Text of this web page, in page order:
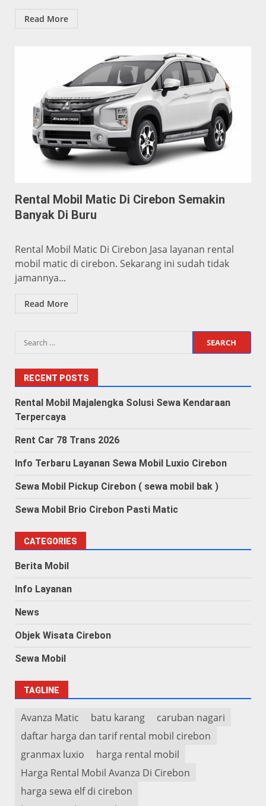
Read More
Rental Mobil Matic Di Cirebon Semakin
Banyak Di Buru
Rental Mobil Matic Di Cirebon Jasa layanan rental
mobil matic di cirebon. Sekarang ini sudah tidak
jamannya...
Read More
Search
RECENT POSTS
Rental Mobil Majalengka Solusi Sewa Kendaraan
Terpercaya
Rent Car 78 Trans 2026
Info Terbaru Layanan Sewa Mobil Luxio Cirebon
Sewa Mobil Pickup Cirebon ( sewa mobil bak )
Sewa Mobil Brio Cirebon Pasti Matic
CATEGORIES
Berita Mobil
Info Layanan
News
Objek Wisata Cirebon
Sewa Mobil
TAGLINE
Avanza Matic batu karang
caruban nagari
daftar harga dan tarif rental mobil cirebon
granmax luxio
harga rental mobil
Harga Rental Mobil Avanza Di Cirebon
harga sewa elf di cirebon